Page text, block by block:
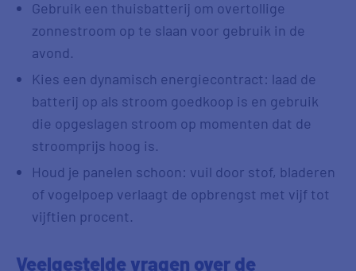
Gebruik een thuisbatterij om overtollige
zonnestroom op te slaan voor gebruik in de
avond.
Kies een dynamisch energiecontract: laad de
batterij op als stroom goedkoop is en gebruik
die opgeslagen stroom op momenten dat de
stroomprijs hoog is.
Houd je panelen schoon: vuil door stof, bladeren
of vogelpoep verlaagt de opbrengst met vijf tot
vijftien procent.
Veelgestelde vragen over de